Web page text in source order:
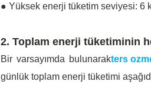
● Yüksek enerji tüketim seviyesi: 6
2. Toplam enerji tüketiminin
Bir varsayımda bulunarakters
günlük toplam enerji tüketimi